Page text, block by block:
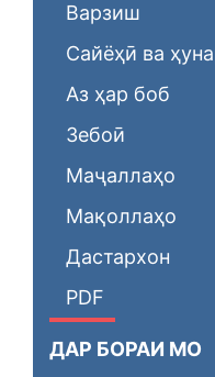
Варзиш
Сайёҳӣ ва
Аз ҳар боб
Зебоӣ
Маҷаллаҳо
Мақоллаҳо
Дастархон
PDF
ДАР БОРАИ МО